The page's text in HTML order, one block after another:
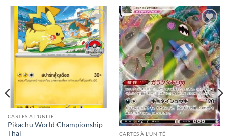
Add to
wishlist
CARTES À L'UNITÉ
Pikachu World Championship
Thai
Add to
wishlist
CARTES À L'UNITÉ